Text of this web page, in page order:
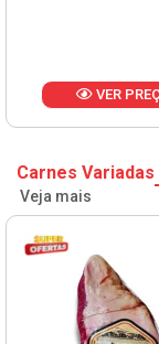
VER PREÇO
Carnes Variadas
Veja mais